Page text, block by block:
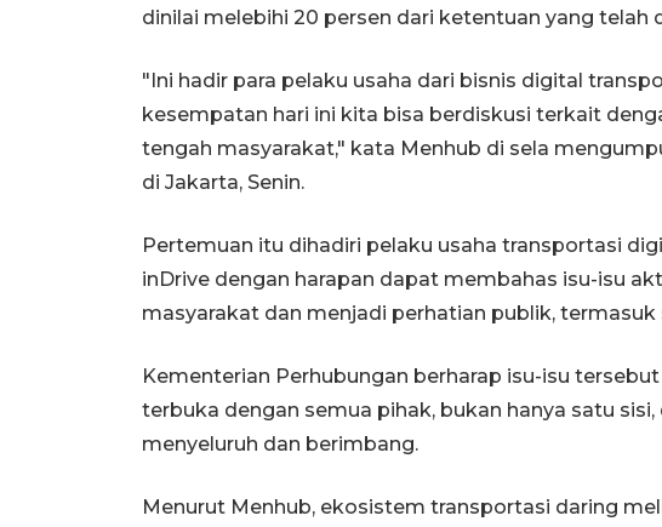
dinilai melebihi 20 persen dari ketentuan yang telah
"Ini hadir para pelaku usaha dari bisnis digital
kesempatan hari ini kita bisa berdiskusi terkait
tengah masyarakat," kata Menhub di sela
di Jakarta, Senin.
Pertemuan itu dihadiri pelaku usaha transportasi
inDrive dengan harapan dapat membahas isu-isu
masyarakat dan menjadi perhatian publik,
Kementerian Perhubungan berharap isu-isu
terbuka dengan semua pihak, bukan hanya satu
menyeluruh dan berimbang.
Menurut Menhub, ekosistem transportasi daring